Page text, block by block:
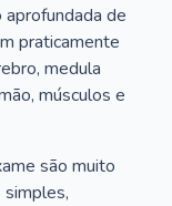
de
praticamente
medula
músculos e
são muito